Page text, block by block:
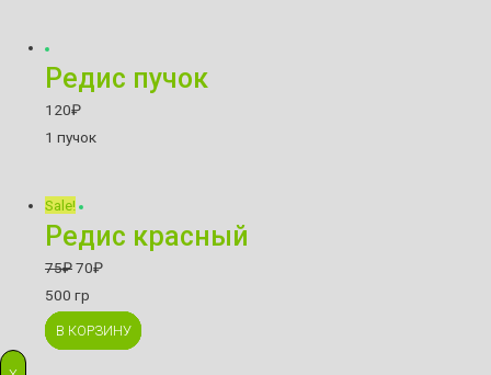
В КОРЗИНУ
В КОРЗИНУ
В КОРЗИНУ
В КОРЗИНУ
В КОРЗИНУ
В КОРЗИНУ
Редис пучок
120₽
1 пучок
В КОРЗИНУ
Sale!
Редис красный
75₽70₽
500 гр
В КОРЗИНУ